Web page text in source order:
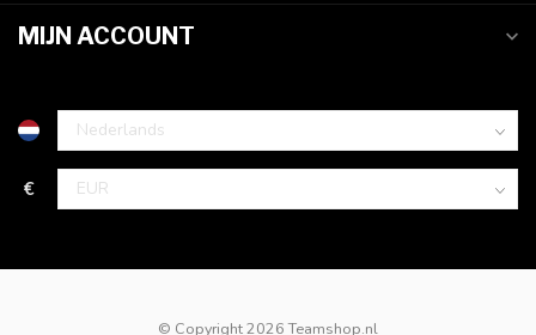
MIJN ACCOUNT
€
© Copyright 2026 Teamshop.nl